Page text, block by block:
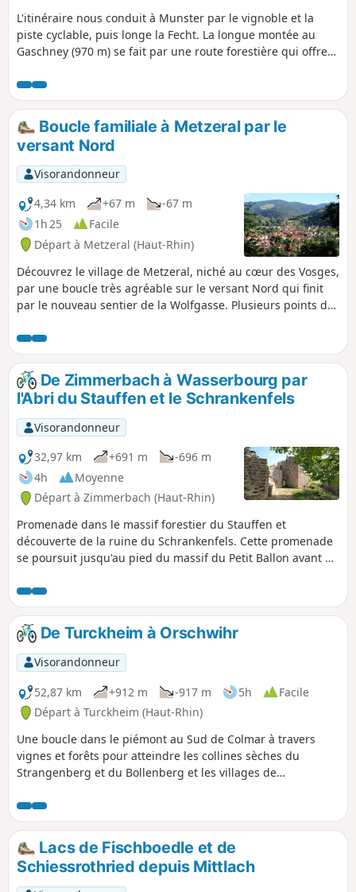
L'itinéraire nous conduit à Munster par le vignoble et la
piste cyclable, puis longe la Fecht. La longue montée au
Gaschney (970 m) se fait par une route forestière qui offre
assez caillouteux par endroits, permet de rejoindre
Metzeral (Steinabrück). Le retour se fait par la piste cyclable
du piémont.
Boucle familiale à Metzeral par le
versant Nord
Visorandonneur
4,34 km
+67 m
-67 m
1h 25
Facile
Départ à Metzeral (Haut-Rhin)
Découvrez le village de Metzeral, niché au cœur des Vosges,
par une boucle très agréable sur le versant Nord qui finit
par le nouveau sentier de la Wolfgasse. Plusieurs points de
De Zimmerbach à Wasserbourg par
l'Abri du Stauffen et le Schrankenfels
Visorandonneur
32,97 km
+691 m
-696 m
4h
Moyenne
Départ à Zimmerbach (Haut-Rhin)
Promenade dans le massif forestier du Stauffen et
découverte de la ruine du Schrankenfels. Cette promenade
se poursuit jusqu'au pied du massif du Petit Ballon avant de
cyclable.
De Turckheim à Orschwihr
Visorandonneur
52,87 km
+912 m -917 m 5h
Facile
Départ à Turckheim (Haut-Rhin)
Une boucle dans le piémont au Sud de Colmar à travers
vignes et forêts pour atteindre les collines sèches du
Strangenberg et du Bollenberg et les villages de
Noble. Ce circuit réserve de très belles vues, notamment au
sommet du Strangenberg et du Bollenberg.
Lacs de Fischboedle et de
Schiessrothried depuis Mittlach